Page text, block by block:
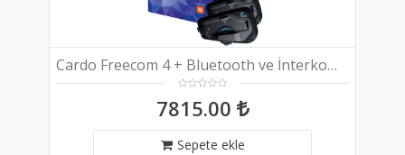
Cardo Freecom 4 + Bluetooth ve İnterkom (İkili Paket)
7815.00
Sepete ekle